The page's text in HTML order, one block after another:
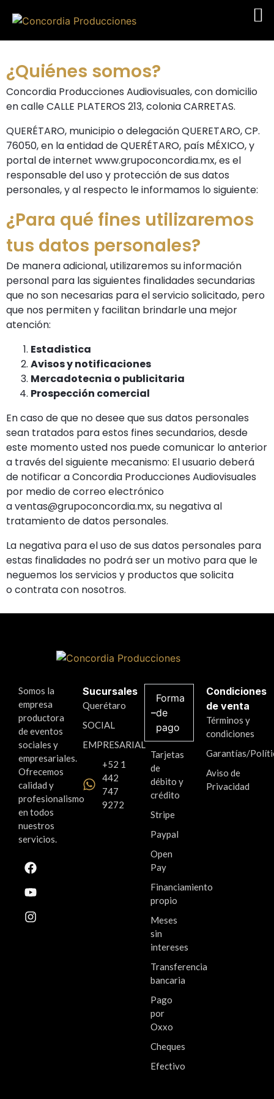
¿Quiénes somos?
Concordia Producciones Audiovisuales, con domicilio
en calle CALLE PLATEROS 213, colonia CARRETAS.
QUERÉTARO, municipio o delegación QUERETARO, CP.
76050, en la entidad de QUERÉTARO, país MÉXICO, y
portal de internet www.grupoconcordia.mx, es el
responsable del uso y protección de sus datos
personales, y al respecto le informamos lo siguiente:
¿Para qué fines utilizaremos
tus datos personales?
De manera adicional, utilizaremos su información
personal para las siguientes finalidades secundarias
que no son necesarias para el servicio solicitado, pero
que nos permiten y facilitan brindarle una mejor
atención:
Estadistica
Avisos y notificaciones
Mercadotecnia o publicitaria
Prospección comercial
En caso de que no desee que sus datos personales
sean tratados para estos fines secundarios, desde
este momento usted nos puede comunicar lo anterior
a través del siguiente mecanismo: El usuario deberá
de notificar a Concordia Producciones Audiovisuales
por medio de correo electrónico
a ventas@grupoconcordia.mx, su negativa al
tratamiento de datos personales.
La negativa para el uso de sus datos personales para
estas finalidades no podrá ser un motivo para que le
neguemos los servicios y productos que solicita
o contrata con nosotros.
Somos la
empresa
productora
de eventos
sociales y
empresariales.
Ofrecemos
calidad y
profesionalismo
en todos
nuestros
servicios.
Sucursales
Querétaro
SOCIAL
EMPRESARIAL
+52 1
442
747
9272
Forma
de
pago
Tarjetas
de
débito y
crédito
Stripe
Paypal
Open
Pay
Financiamiento
propio
Meses
sin
intereses
Transferencia
bancaria
Pago
por
Oxxo
Cheques
Efectivo
Condiciones
de venta
Términos y
condiciones
Garantías/
Aviso de
Privacidad